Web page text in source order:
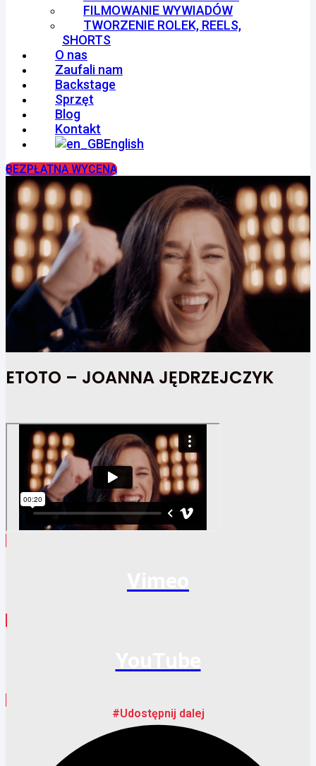
FILMOWANIE WYWIADÓW
TWORZENIE ROLEK, REELS,
SHORTS
O nas
Zaufali nam
Backstage
Sprzęt
Blog
Kontakt
English
BEZPŁATNA WYCENA
ETOTO – JOANNA JĘDRZEJCZYK
#Udostępnij dalej